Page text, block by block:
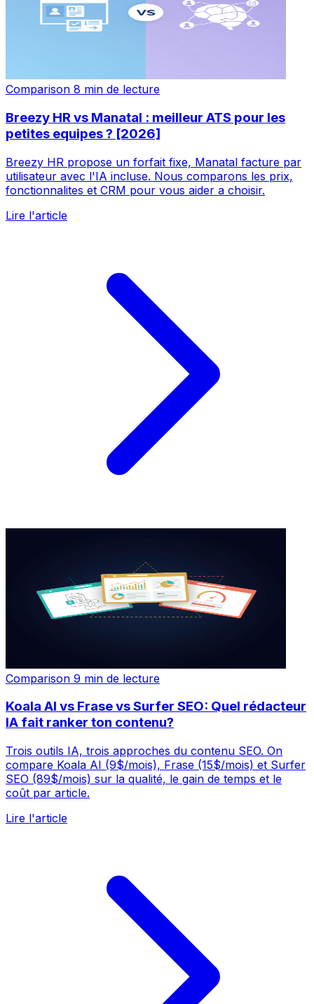
Comparison 8 min de lecture
Breezy HR vs Manatal : meilleur ATS pour les
petites equipes ? [2026]
Breezy HR propose un forfait fixe, Manatal facture par
utilisateur avec l'IA incluse. Nous comparons les prix,
fonctionnalites et CRM pour vous aider a choisir.
Lire l'article
Comparison 9 min de lecture
Koala AI vs Frase vs Surfer SEO: Quel rédacteur
IA fait ranker ton contenu?
Trois outils IA, trois approches du contenu SEO. On
compare Koala AI (9$/mois), Frase (15$/mois) et Surfer
SEO (89$/mois) sur la qualité, le gain de temps et le
coût par article.
Lire l'article